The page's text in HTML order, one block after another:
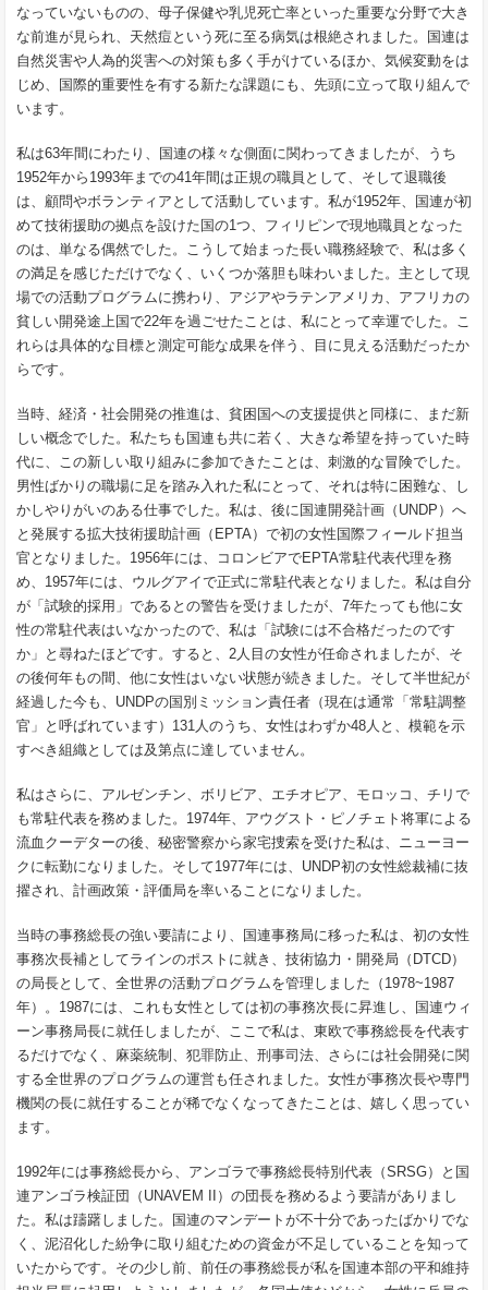
なっていないものの、母子保健や乳児死亡率といった重要な分野で大き
な前進が見られ、天然痘という死に至る病気は根絶されました。国連は
自然災害や人為的災害への対策も多く手がけているほか、気候変動をは
じめ、国際的重要性を有する新たな課題にも、先頭に立って取り組んで
います。
私は63年間にわたり、国連の様々な側面に関わってきましたが、うち
1952年から1993年までの41年間は正規の職員として、そして退職後
は、顧問やボランティアとして活動しています。私が1952年、国連が初
めて技術援助の拠点を設けた国の1つ、フィリピンで現地職員となった
のは、単なる偶然でした。こうして始まった長い職務経験で、私は多く
の満足を感じただけでなく、いくつか落胆も味わいました。主として現
場での活動プログラムに携わり、アジアやラテンアメリカ、アフリカの
貧しい開発途上国で22年を過ごせたことは、私にとって幸運でした。こ
れらは具体的な目標と測定可能な成果を伴う、目に見える活動だったか
らです。
当時、経済・社会開発の推進は、貧困国への支援提供と同様に、まだ新
しい概念でした。私たちも国連も共に若く、大きな希望を持っていた時
代に、この新しい取り組みに参加できたことは、刺激的な冒険でした。
男性ばかりの職場に足を踏み入れた私にとって、それは特に困難な、し
かしやりがいのある仕事でした。私は、後に国連開発計画（UNDP）へ
と発展する拡大技術援助計画（EPTA）で初の女性国際フィールド担当
官となりました。1956年には、コロンビアでEPTA常駐代表代理を務
め、1957年には、ウルグアイで正式に常駐代表となりました。私は自分
が「試験的採用」であるとの警告を受けましたが、7年たっても他に女
性の常駐代表はいなかったので、私は「試験には不合格だったのです
か」と尋ねたほどです。すると、2人目の女性が任命されましたが、そ
の後何年もの間、他に女性はいない状態が続きました。そして半世紀が
経過した今も、UNDPの国別ミッション責任者（現在は通常「常駐調整
官」と呼ばれています）131人のうち、女性はわずか48人と、模範を示
すべき組織としては及第点に達していません。
私はさらに、アルゼンチン、ボリビア、エチオピア、モロッコ、チリで
も常駐代表を務めました。1974年、アウグスト・ピノチェト将軍による
流血クーデターの後、秘密警察から家宅捜索を受けた私は、ニューヨー
クに転勤になりました。そして1977年には、UNDP初の女性総裁補に抜
擢され、計画政策・評価局を率いることになりました。
当時の事務総長の強い要請により、国連事務局に移った私は、初の女性
事務次長補としてラインのポストに就き、技術協力・開発局（DTCD）
の局長として、全世界の活動プログラムを管理しました（1978~1987
年）。1987には、これも女性としては初の事務次長に昇進し、国連ウィ
ーン事務局長に就任しましたが、ここで私は、東欧で事務総長を代表す
るだけでなく、麻薬統制、犯罪防止、刑事司法、さらには社会開発に関
する全世界のプログラムの運営も任されました。女性が事務次長や専門
機関の長に就任することが稀でなくなってきたことは、嬉しく思ってい
ます。
1992年には事務総長から、アンゴラで事務総長特別代表（SRSG）と国
連アンゴラ検証団（UNAVEM II）の団長を務めるよう要請がありまし
た。私は躊躇しました。国連のマンデートが不十分であったばかりでな
く、泥沼化した紛争に取り組むための資金が不足していることを知って
いたからです。その少し前、前任の事務総長が私を国連本部の平和維持